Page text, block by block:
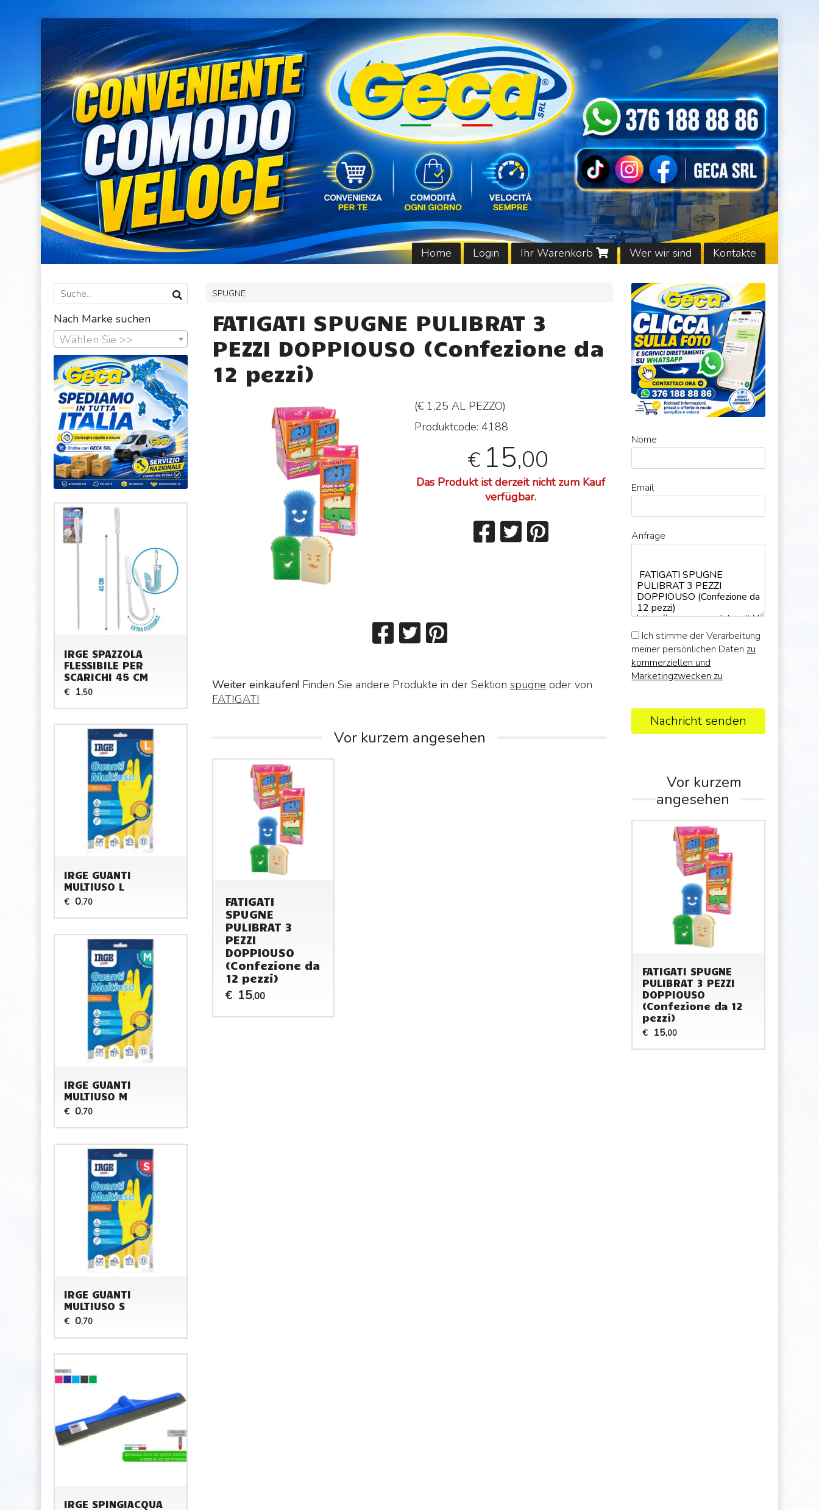
Home Login Ihr Warenkorb Wer wir sind Kontakte
SPUGNE
FATIGATI SPUGNE PULIBRAT 3
PEZZI DOPPIOUSO (Confezione da
12 pezzi)
(€ 1,25 AL PEZZO)
Produktcode:4188
€ 15,00
Das Produkt ist derzeit nicht zum Kauf
verfügbar.
Weiter einkaufen!Finden Sie andere Produkte in der Sektion spugne oder von
FATIGATI
Vor kurzem angesehen
FATIGATI
SPUGNE
PULIBRAT 3
PEZZI
DOPPIOUSO
(Confezione da
12 pezzi)
€ 15,00
Nach Marke suchen
Wählen Sie >>
IRGE SPAZZOLA
FLESSIBILE PER
SCARICHI 45 CM
€ 1,50
IRGE GUANTI
MULTIUSO L
€ 0,70
IRGE GUANTI
MULTIUSO M
€ 0,70
IRGE GUANTI
MULTIUSO S
€ 0,70
IRGE SPINGIACQUA
Nome
Email
Anfrage
Ich stimme der Verarbeitung
meiner persönlichen Daten zu
kommerziellen und
Marketingzwecken zu
Nachricht senden
Vor kurzem
angesehen
FATIGATI SPUGNE
PULIBRAT 3 PEZZI
DOPPIOUSO
(Confezione da 12
pezzi)
€ 15,00